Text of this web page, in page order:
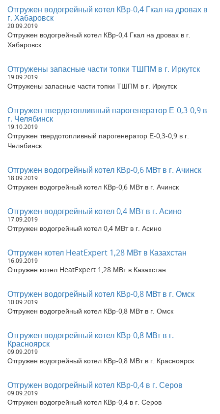
Отгружен котел водогрейный КВр-0,2 в Алтайский край, г.
Барнаул
Отгружен котел паровой на угле КВ-1000 в Иркутскую
область, г. Нижнеудинск
Отгружен водогрейный угольный котел КВр-0,4 в
Отгружен котел водогрейный угольный КВр-0,6 в Алтайский
край, г. Барнаул.
Отгружен угольный котел КВр-1,1 в Алтайский край
Отгружен котел на дровах 1,1 Гкал в Иркутскую область, г.
Усть-Илимск
Отгружен котел на дровах 0,4 Гкал в Чувашскую Республику, г.
Чебоксары
Отгружен котел КВм-1,6 с ТШПМ в Республику Бурятия, г.
Улан-Удэ
Отгружен дизельный парогенератор 300 кг в г. Тольятти
Отгружен котел КВр-0,15 на угле в г. Омск
Отгружен КП-300 в водогрейном режиме в г. Казань
Отгружен водогрейный котел КВр-0,5 в г. Томск
Отгружен водогрейный котел КВр-0,5 в Краснодарский край,
станица Кубанская
Отгружен Котел КВм-1,25 с ТШПМ в Республику Бурятия, г.
Улан-Удэ
Отгружены 2 котла на дровах 0,5 Гкал в Республику Бурятия,
Отгружены 2 котла КВм-1.1 с ТШПМ в г. Бодайбо, Иркутской
области
Отгружены 2 котла КВр-0,4 в Республику Казахстан. г. Усть-
Каменогорск
Отгружены 2 котла работающие без дымососа HeatExpert 1,1
в ЕАО г. Биробиджан
Отгружен водогрейный котел КВр-0,4 Гкал на дровах в
г. Хабаровск
20.09.2019
Отгружен водогрейный котел КВр-0,4 Гкал на дровах в г.
Хабаровск
Отгружены запасные части топки ТШПМ в г. Иркутск
19.09.2019
Отгружены запасные части топки ТШПМ в г. Иркутск
Отгружен твердотопливный парогенератор Е-0,3-0,9 в
г. Челябинск
19.10.2019
Отгружен твердотопливный парогенератор Е-0,3-0,9 в г.
Челябинск
Отгружен водогрейный котел КВр-0,6 МВт в г. Ачинск
18.09.2019
Отгружен водогрейный котел КВр-0,6 МВт в г. Ачинск
Отгружен водогрейный котел 0,4 МВт в г. Асино
17.09.2019
Отгружен водогрейный котел 0,4 МВт в г. Асино
Отгружен котел HeatExpert 1,28 МВт в Казахстан
16.09.2019
Отгружен котел HeatExpert 1,28 МВт в Казахстан
Отгружен водогрейный котел КВр-0,8 МВт в г. Омск
10.09.2019
Отгружен водогрейный котел КВр-0,8 МВт в г. Омск
Отгружен водогрейный котел КВр-0,8 МВт в г.
Красноярск
09.09.2019
Отгружен водогрейный котел КВр-0,8 МВт в г. Красноярск
Отгружен водогрейный котел КВр-0,4 в г. Серов
09.09.2019
Отгружен водогрейный котел КВр-0,4 в г. Серов